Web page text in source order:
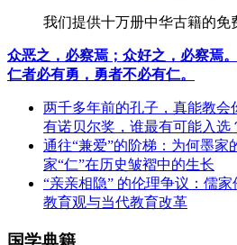
我们提供十万册中华古籍的
众恶之，必察焉；众好之，必察焉。
仁者必有勇，勇者不必有仁。
两千多年前的孔子，真能教会
有诺贝尔奖，谁最有可能入选
通往“兼爱”的阶梯：为何墨家
家“仁”在历史皱褶中的生长
“亲亲相隐” 的伦理争议：儒
教育观与当代教育改革
国学典籍